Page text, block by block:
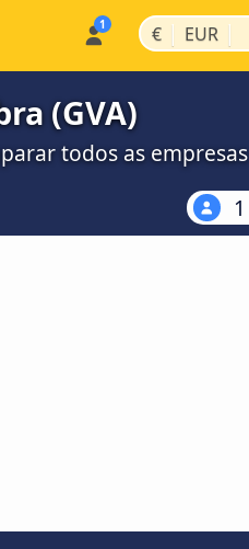
€ | EUR |
(GVA)
todos as empresas
1